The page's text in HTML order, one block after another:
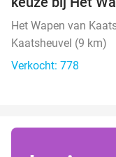
Het Wapen van
Kaatsheuvel (9 km)
Verkocht: 778